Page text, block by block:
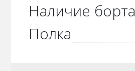
Наличие борта
Полка